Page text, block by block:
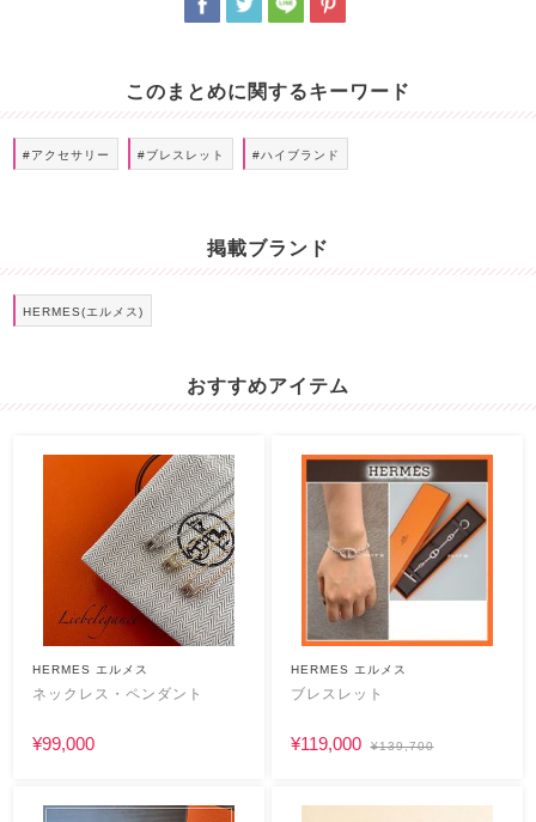
このまとめに関するキーワード
#アクセサリー #ブレスレット #ハイブランド
掲載ブランド
HERMES(エルメス)
おすすめアイテム
HERMES エルメス
ネックレス・ペンダント
¥99,000
HERMES エルメス
ブレスレット
¥119,000 ¥139,700